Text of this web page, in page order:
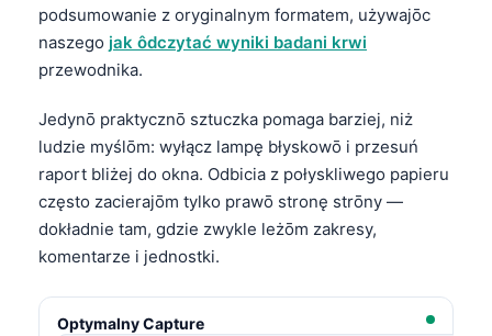
podsumowanie z oryginalnym formatem, używajōc
naszego jak ôdczytać wyniki badani krwi
przewodnika.
Jedynō praktycznō sztuczka pomaga barziej, niż
ludzie myślōm: wyłącz lampę błyskowō i przesuń
raport bliżej do okna. Odbicia z połyskliwego papieru
często zacierajōm tylko prawō stronę strōny —
dokładnie tam, gdzie zwykle leżōm zakresy,
komentarze i jednostki.
Optymalny Capture